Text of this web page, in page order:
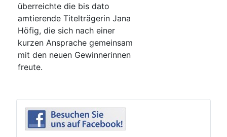
überreichte die bis dato
amtierende Titelträgerin Jana
Höfig, die sich nach einer
kurzen Ansprache gemeinsam
mit den neuen Gewinnerinnen
freute.